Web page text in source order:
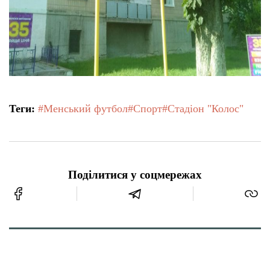
Теги: #Менський футбол#Спорт#Стадіон "Колос"
Поділитися у соцмережах